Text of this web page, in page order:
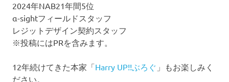
2024年NAB21年間5位
α-sightフィールドスタッフ
レジットデザイン契約スタッフ
※投稿にはPRを含みます。
12年続けてきた本家「Harry UP!!ぶろぐ 」もお楽しみく
ださい。